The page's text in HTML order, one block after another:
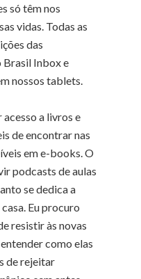
só têm nos
vidas. Todas as
das
Inbox e
nossos tablets.
a livros e
de encontrar nas
em e-books. O
podcasts de aulas
se dedica a
Eu procuro
resistir às novas
como elas
de rejeitar